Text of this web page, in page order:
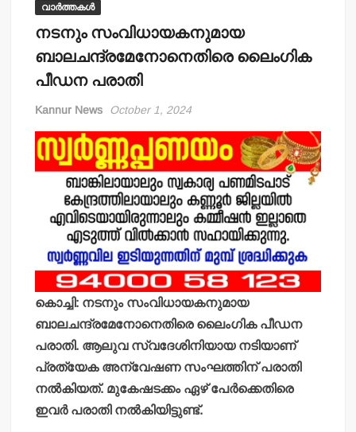
വാർത്തകൾ
നടനും സംവിധായകനുമായ
ബാലചന്ദ്രമേനോനെതിരെ ലൈംഗിക
പീഡന പരാതി
Kannur News October 1, 2024
കൊച്ചി: നടനും സംവിധായകനുമായ
ബാലചന്ദ്രമേനോനെതിരെ ലൈംഗിക പീഡന
പരാതി. ആലുവ സ്വദേശിനിയായ നടിയാണ്
പ്രത്യേക അന്വേഷണ സംഘത്തിന് പരാതി
നല്‍കിയത്. മുകേഷടക്കം ഏഴ് പേര്‍ക്കെതിരെ
ഇവര്‍ പരാതി നല്‍കിയിട്ടുണ്ട്.